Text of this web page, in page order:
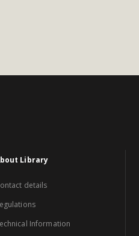
Library
details
Information